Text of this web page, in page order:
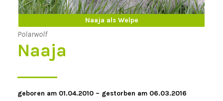
Naaja als Welpe
Naaja als Erwachsener
Polarwolf
Naaja
geboren am 01.04.2010 – gestorben am 06.03.2016